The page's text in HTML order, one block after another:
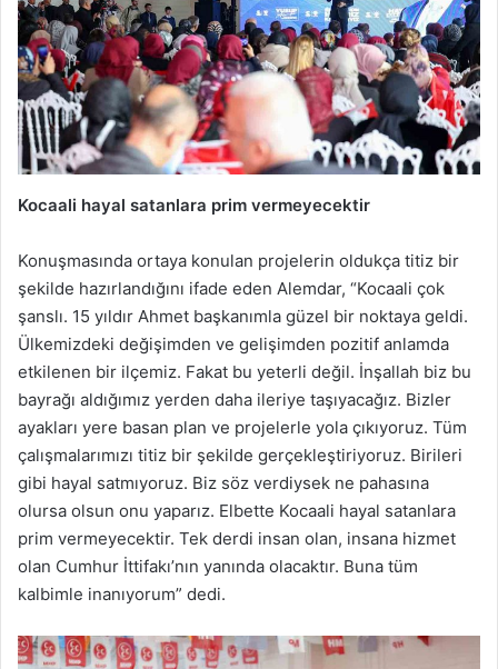
Kocaali hayal satanlara prim vermeyecektir
Konuşmasında ortaya konulan projelerin oldukça titiz bir
şekilde hazırlandığını ifade eden Alemdar, “Kocaali çok
şanslı. 15 yıldır Ahmet başkanımla güzel bir noktaya geldi.
Ülkemizdeki değişimden ve gelişimden pozitif anlamda
etkilenen bir ilçemiz. Fakat bu yeterli değil. İnşallah biz bu
bayrağı aldığımız yerden daha ileriye taşıyacağız. Bizler
ayakları yere basan plan ve projelerle yola çıkıyoruz. Tüm
çalışmalarımızı titiz bir şekilde gerçekleştiriyoruz. Birileri
gibi hayal satmıyoruz. Biz söz verdiysek ne pahasına
olursa olsun onu yaparız. Elbette Kocaali hayal satanlara
prim vermeyecektir. Tek derdi insan olan, insana hizmet
olan Cumhur İttifakı’nın yanında olacaktır. Buna tüm
kalbimle inanıyorum” dedi.